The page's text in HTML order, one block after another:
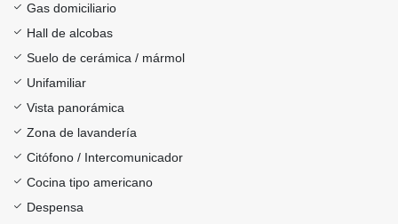
Gas domiciliario
Hall de alcobas
Suelo de cerámica / mármol
Unifamiliar
Vista panorámica
Zona de lavandería
Citófono / Intercomunicador
Cocina tipo americano
Despensa